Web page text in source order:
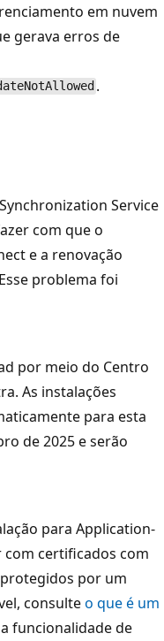
em nuvem
gerava erros de
.
Service
com que o
e a renovação
problema foi
por meio do Centro
As instalações
para esta
de 2025 e serão
para Application-
com certificados com
por um
consulteo que é um
funcionalidade de